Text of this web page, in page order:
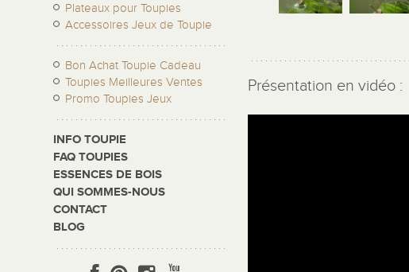
Plateaux pour Toupies
Accessoires Jeux de Toupie
Bon Achat Toupie Cadeau
Toupies Meilleures Ventes
Promo Toupies Jeux
INFO TOUPIE
FAQ TOUPIES
ESSENCES DE BOIS
QUI SOMMES-NOUS
CONTACT
BLOG
Présentation en vidéo :